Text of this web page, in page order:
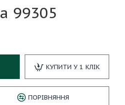
99305
КУПИТИ У 1 КЛІК
ПОРІВНЯННЯ